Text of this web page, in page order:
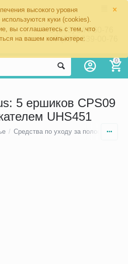
×
высокого уровня
куки (cookies).
вы соглашаетесь с тем, что
на вашем компьютере:
8 (343) 344-60-76
+7 (967) 639-00-76
0
5 ершиков CPS09
UHS451
/ Средства по уходу за полостью рта